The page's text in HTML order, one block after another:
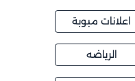
اعلانات مبوبة
الرياضه